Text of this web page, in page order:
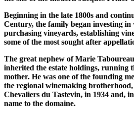
Beginning in the late 1800s and
Century, the family began investing
purchasing vineyards, establishing
some of the most sought after
The great nephew of Marie
inherited the estate holdings, running
mother. He was one of the founding
the regional winemaking
Chevaliers du Tastevin, in 1934 and,
name to the domaine.